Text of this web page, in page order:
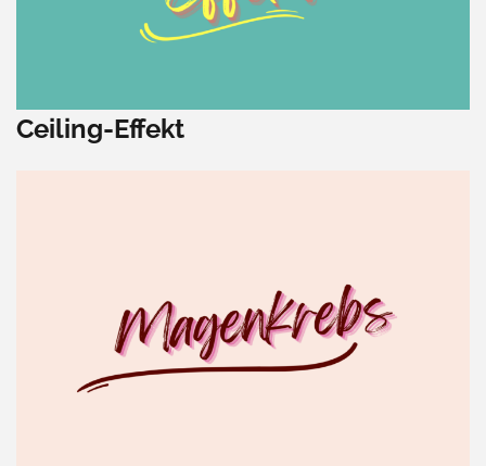
Ceiling-Effekt